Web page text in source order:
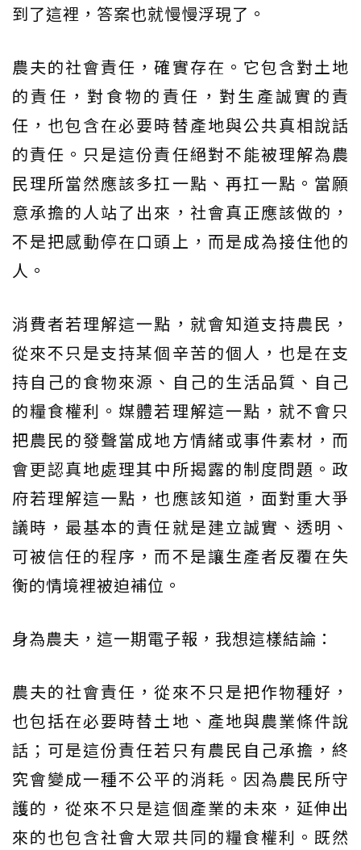
到了這裡，答案也就慢慢浮現了。
農夫的社會責任，確實存在。它包含對土地
的責任，對食物的責任，對生產誠實的責
任，也包含在必要時替產地與公共真相說話
的責任。只是這份責任絕對不能被理解為農
民理所當然應該多扛一點、再扛一點。當願
意承擔的人站了出來，社會真正應該做的，
不是把感動停在口頭上，而是成為接住他的
人。
消費者若理解這一點，就會知道支持農民，
從來不只是支持某個辛苦的個人，也是在支
持自己的食物來源、自己的生活品質、自己
的糧食權利。媒體若理解這一點，就不會只
把農民的發聲當成地方情緒或事件素材，而
會更認真地處理其中所揭露的制度問題。政
府若理解這一點，也應該知道，面對重大爭
議時，最基本的責任就是建立誠實、透明、
可被信任的程序，而不是讓生產者反覆在失
衡的情境裡被迫補位。
身為農夫，這一期電子報，我想這樣結論：
農夫的社會責任，從來不只是把作物種好，
也包括在必要時替土地、產地與農業條件說
話；可是這份責任若只有農民自己承擔，終
究會變成一種不公平的消耗。因為農民所守
護的，從來不只是這個產業的未來，延伸出
來的也包含社會大眾共同的糧食權利。既然